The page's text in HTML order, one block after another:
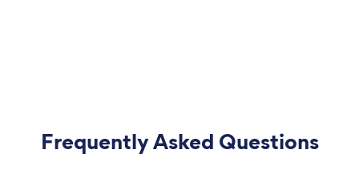
Frequently Asked Questions